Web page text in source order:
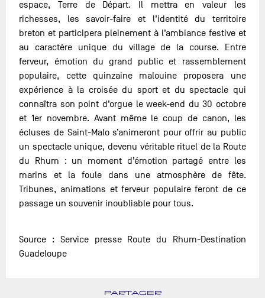
espace, Terre de Départ. Il mettra en valeur les
richesses, les savoir-faire et l’identité du territoire
breton et participera pleinement à l’ambiance festive et
au caractère unique du village de la course. Entre
ferveur, émotion du grand public et rassemblement
populaire, cette quinzaine malouine proposera une
expérience à la croisée du sport et du spectacle qui
connaîtra son point d’orgue le week-end du 30 octobre
et 1er novembre. Avant même le coup de canon, les
écluses de Saint-Malo s’animeront pour offrir au public
un spectacle unique, devenu véritable rituel de la Route
du Rhum : un moment d’émotion partagé entre les
marins et la foule dans une atmosphère de fête.
Tribunes, animations et ferveur populaire feront de ce
passage un souvenir inoubliable pour tous.
Source : Service presse Route du Rhum-Destination
Guadeloupe
PARTAGER